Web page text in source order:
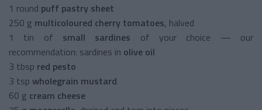
1 round puff pastry sheet
250 g multicoloured cherry tomatoes, halved
1 tin of small sardines of your choice — our
recommendation: sardines in olive oil
3 tbsp red pesto
3 tsp wholegrain mustard
60 g cream cheese